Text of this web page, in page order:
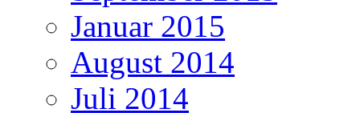
Januar 2015
August 2014
Juli 2014